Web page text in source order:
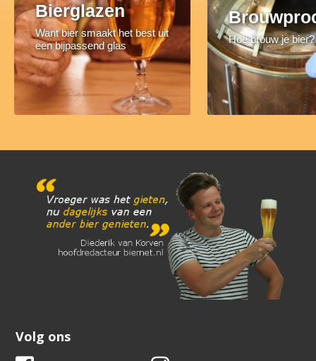
Bierglazen
Want bier smaakt het best uit
een bijpassend glas
Hoe brouw je bier?
Volg ons